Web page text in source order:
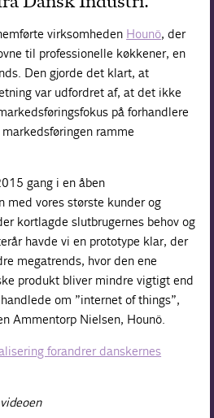
virksomheden Hounö, der
til professionelle køkkener, en
Den gjorde det klart, at
var udfordret af, at det ikke
på forhandlere
ramme
gang i en åben
med vores største kunder og
kortlagde slutbrugernes behov og
havde vi en prototype klar, der
megatrends, hvor den ene
produkt bliver mindre vigtigt end
om ”internet of things”,
Ammentorp Nielsen, Hounö.
forandrer danskernes